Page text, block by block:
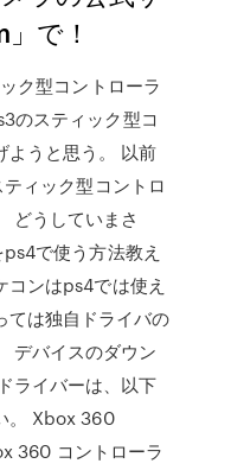
で！
ク型コントローラ
のスティック型コ
ようと思う。 以前
ィック型コントロ
どうしていまさ
で使う方法教え
ンはps4では使え
ては独自ドライバの
デバイスのダウン
ライバーは、以下
。 Xbox 360
360 コントローラ